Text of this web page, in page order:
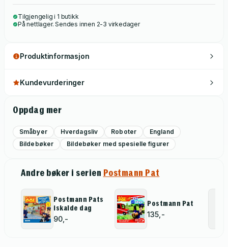
Tilgjengelig i 1 butikk
På nettlager. Sendes innen 2-3 virkedager
Produktinformasjon
Kundevurderinger
Oppdag mer
Småbyer Hverdagsliv Roboter
England
Bildebøker
Bildebøker med spesielle figurer
Andre bøker i serien Postmann Pat
Postmann Pats
iskalde dag
90,-
Postmann Pat
135,-